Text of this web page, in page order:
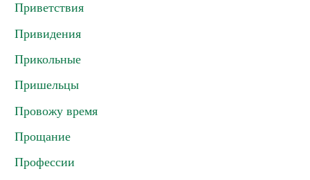
Приветствия
Привидения
Прикольные
Пришельцы
Провожу время
Прощание
Профессии